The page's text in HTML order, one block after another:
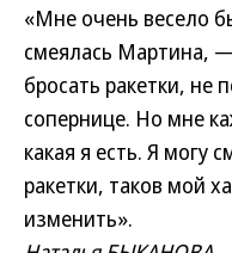
«Мне очень весело
смеялась Мартина,
бросать ракетки, не
сопернице. Но мне
какая я есть. Я могу
ракетки, таков мой
изменить».